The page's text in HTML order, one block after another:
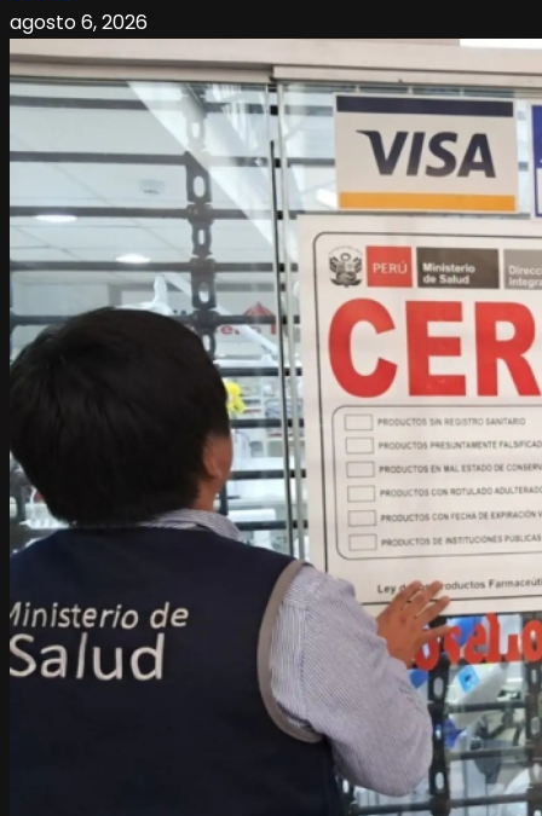
agosto 6, 2026